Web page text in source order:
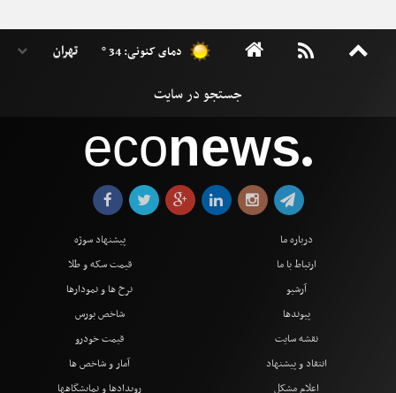
دمای کنونی: 34 °
econews●
درباره ما
ارتباط با ما
آرشیو
پیوندها
نقشه سایت
انتقاد و پیشنهاد
اعلام مشکل
پیشنهاد سوژه
قیمت سکه و طلا
نرخ ها و نمودارها
شاخص بورس
قیمت خودرو
آمار و شاخص ها
رویدادها و نمایشگاهها